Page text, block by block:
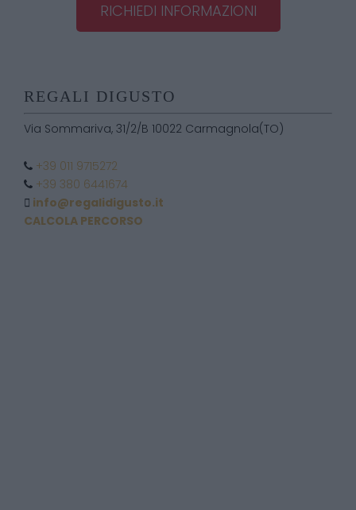
RICHIEDI INFORMAZIONI
REGALI DIGUSTO
Via Sommariva, 31/2/B 10022 Carmagnola(TO)
+39 011 9715272
+39 380 6441674
info@regalidigusto.it
CALCOLA PERCORSO